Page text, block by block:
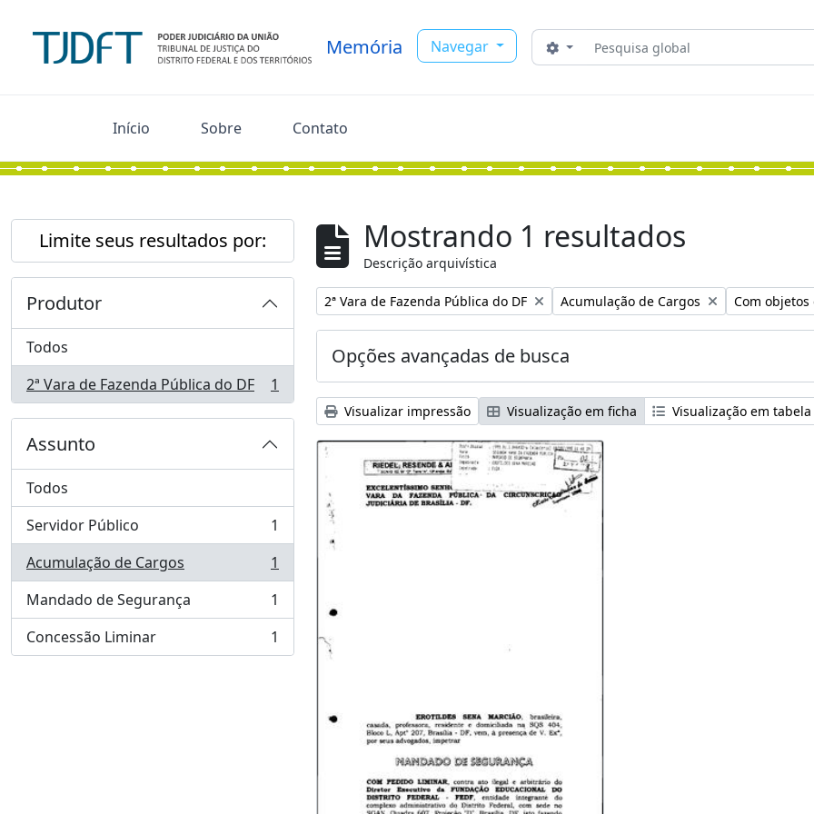
Memória Navegar Buscar
Opções de busca
Início Sobre Contato
Limite seus resultados por:
Produtor
Todos
2ª Vara de Fazenda Pública do DF
, 1 resultados 1
Assunto
Todos
Servidor Público
, 1 resultados
1
Acumulação de Cargos
, 1 resultados
1
Mandado de Segurança
, 1 resultados
1
Concessão Liminar
, 1 resultados 1
Mostrando 1 resultados
Descrição arquivística
Remover filtro:
2ª Vara de Fazenda Pública do DF Remover filtro:
Acumulação de Cargos Remover
Com
Opções avançadas de busca
Visualizar impressão Visualização em ficha Visualização em tabela